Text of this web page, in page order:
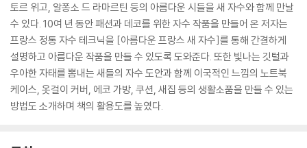
토르 위고, 알퐁소 드 라마르틴 등의 아름다운 시들을 새 자수와 함께 만날
수 있다. 10여 년 동안 패션과 데코를 위한 자수 작품을 만들어 온 저자는
프랑스 정통 자수 테크닉을 [아름다운 프랑스 새 자수]를 통해 간결하게
설명하고 아름다운 작품을 만들 수 있도록 도와준다. 또한 빛나는 깃털과
우아한 자태를 뽐내는 새들의 자수 도안과 함께 이국적인 느낌의 노트북
케이스, 옷걸이 커버, 에코 가방, 쿠션, 새집 등의 생활소품을 만들 수 있는
방법도 소개하며 책의 활용도를 높였다.